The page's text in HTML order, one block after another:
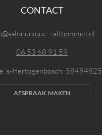
CONTACT
zaltbommel.nl
06 53 68 91 59
's-Hertogenbosch: 58484825
AFSPRAAK MAKEN